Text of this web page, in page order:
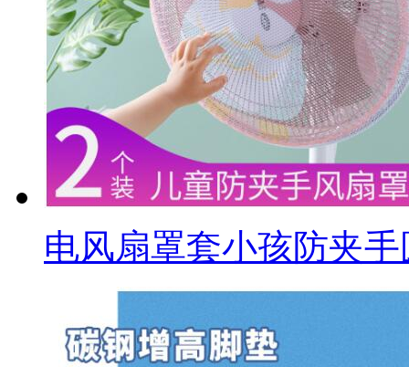
电风扇罩套小孩防夹